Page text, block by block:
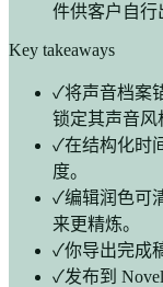
件供客户自行
Key takeaways
✓将声音档案
锁定其声音风
✓在结构化时
度。
✓编辑润色可
来更精炼。
✓你导出完成
✓发布到